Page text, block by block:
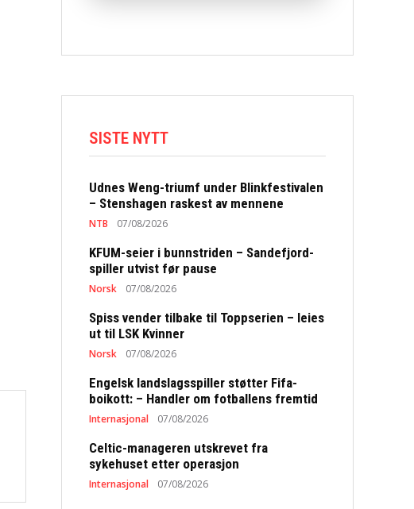
SISTE NYTT
Udnes Weng-triumf under Blinkfestivalen
– Stenshagen raskest av mennene
NTB 07/08/2026
KFUM-seier i bunnstriden – Sandefjord-
spiller utvist før pause
Norsk 07/08/2026
Spiss vender tilbake til Toppserien – leies
ut til LSK Kvinner
Norsk 07/08/2026
Engelsk landslagsspiller støtter Fifa-
boikott: – Handler om fotballens fremtid
Internasjonal 07/08/2026
Celtic-manageren utskrevet fra
sykehuset etter operasjon
Internasjonal 07/08/2026